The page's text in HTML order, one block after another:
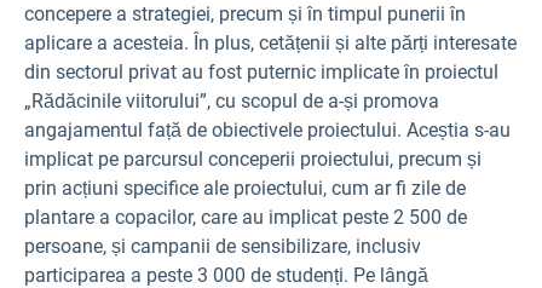
concepere a strategiei, precum și în timpul punerii în
aplicare a acesteia. În plus, cetățenii și alte părți interesate
din sectorul privat au fost puternic implicate în proiectul
„Rădăcinile viitorului”, cu scopul de a-și promova
angajamentul față de obiectivele proiectului. Aceștia s-au
implicat pe parcursul conceperii proiectului, precum și
prin acțiuni specifice ale proiectului, cum ar fi zile de
plantare a copacilor, care au implicat peste 2 500 de
persoane, și campanii de sensibilizare, inclusiv
participarea a peste 3 000 de studenți. Pe lângă